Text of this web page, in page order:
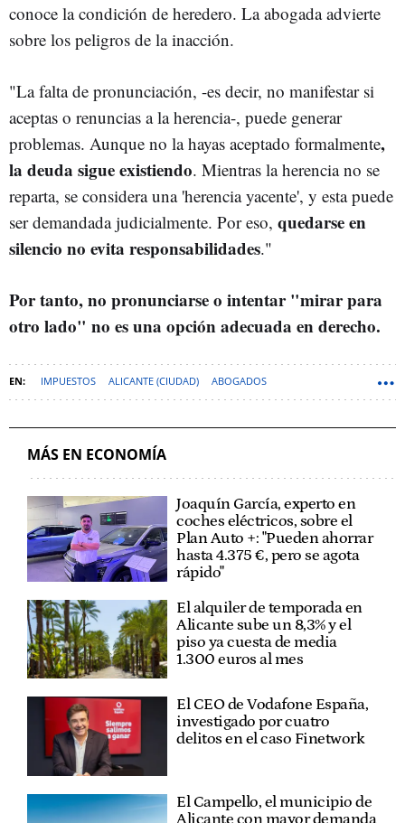
conoce la condición de heredero. La abogada advierte
sobre los peligros de la inacción.
"La falta de pronunciación, -es decir, no manifestar si
aceptas o renuncias a la herencia-, puede generar
problemas. Aunque no la hayas aceptado formalmente,
la deuda sigue existiendo. Mientras la herencia no se
reparta, se considera una 'herencia yacente', y esta puede
ser demandada judicialmente. Por eso, quedarse en
silencio no evita responsabilidades."
Por tanto, no pronunciarse o intentar "mirar para
otro lado" no es una opción adecuada en derecho.
IMPUESTOS ALICANTE (CIUDAD) ABOGADOS
MÁS EN ECONOMÍA
Joaquín García, experto en
coches eléctricos, sobre el
Plan Auto +: "Pueden ahorrar
hasta 4.375 €, pero se agota
rápido"
El alquiler de temporada en
Alicante sube un 8,3% y el
piso ya cuesta de media
1.300 euros al mes
El CEO de Vodafone España,
investigado por cuatro
delitos en el caso Finetwork
El Campello, el municipio de
Alicante con mayor demanda